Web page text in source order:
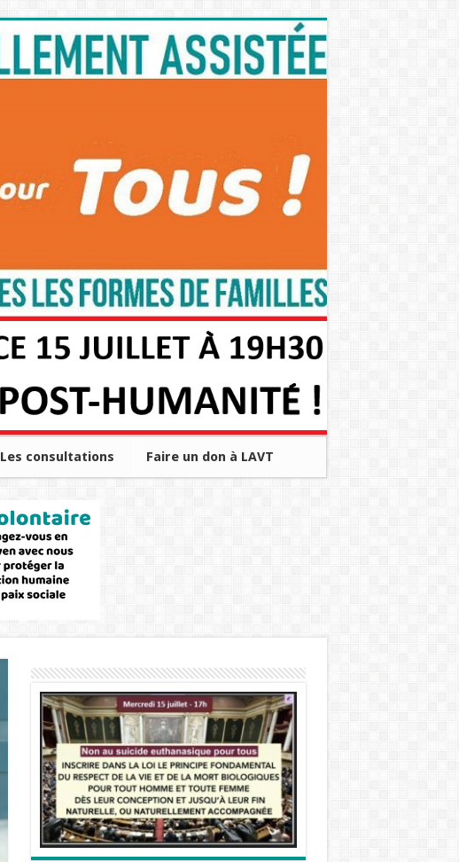
Les consultations Faire un don à LAVT